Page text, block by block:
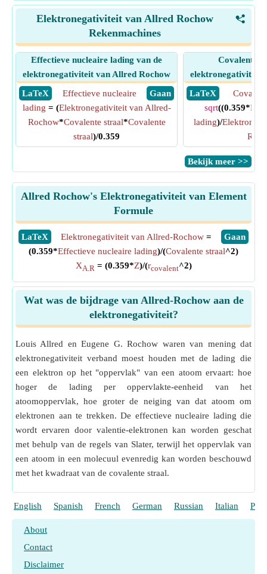
<
Elektronegativiteit van Allred Rochow
Rekenmachines
Effectieve nucleaire lading van de
elektronegativiteit van Allred Rochow
​ LaTeX
​ Gaan
Effectieve nucleaire
lading = (Elektronegativiteit van Allred-
Rochow*Covalente straal*Covalente
straal)/0.359
Covalente
elektronegativiteit
​ LaTeX
sqrt((0.359*
lading)/
​Bekijk meer >>
Allred Rochow's Elektronegativiteit van Element
Formule
​LaTeX ​Gaan
Elektronegativiteit van Allred-Rochow =
(0.359*Effectieve nucleaire lading)/(Covalente straal^2)
XA.R = (0.359*Z)/(rcovalent^2)
Wat was de bijdrage van Allred-Rochow aan de
elektronegativiteit?
Louis Allred en Eugene G. Rochow waren van mening dat
elektronegativiteit verband moest houden met de lading die
een elektron op het "oppervlak" van een atoom ervaart: hoe
hoger de lading per oppervlakte-eenheid van het
atoomoppervlak, hoe groter de neiging van dat atoom om
elektronen aan te trekken. De effectieve nucleaire lading die
wordt ervaren door valentie-elektronen kan worden geschat
met behulp van de regels van Slater, terwijl het oppervlak van
een atoom in een molecuul evenredig kan worden beschouwd
met het kwadraat van de covalente straal.
English Spanish French German Russian Italian
About
Contact
Disclaimer